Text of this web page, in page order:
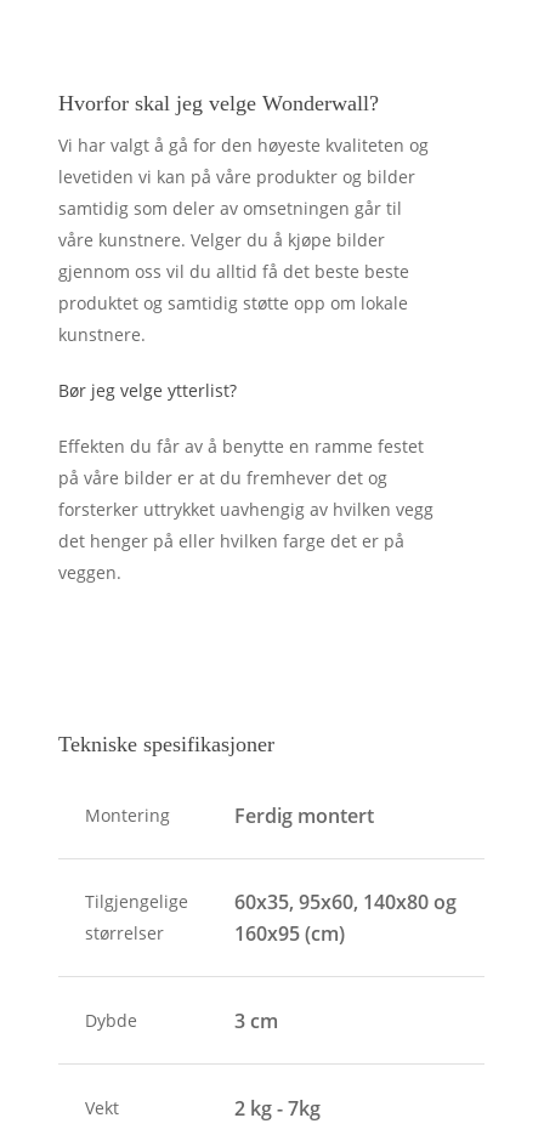
Hvorfor skal jeg velge Wonderwall?
Vi har valgt å gå for den høyeste kvaliteten og
levetiden vi kan på våre produkter og bilder
samtidig som deler av omsetningen går til
våre kunstnere. Velger du å kjøpe bilder
gjennom oss vil du alltid få det beste beste
produktet og samtidig støtte opp om lokale
kunstnere.
Bør jeg velge ytterlist?
Effekten du får av å benytte en ramme festet
på våre bilder er at du fremhever det og
forsterker uttrykket uavhengig av hvilken vegg
det henger på eller hvilken farge det er på
veggen.
Tekniske spesifikasjoner
Montering Ferdig montert
Tilgjengelige
størrelser
60x35, 95x60, 140x80 og
160x95 (cm)
Dybde 3 cm
Vekt 2 kg - 7kg